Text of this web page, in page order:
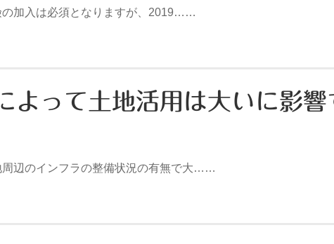
加入は必須となりますが、2019……
よって土地活用は大いに影響
辺のインフラの整備状況の有無で大……